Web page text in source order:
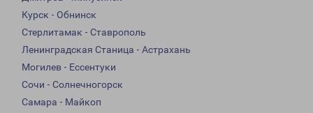
Курск - Обнинск
Стерлитамак - Ставрополь
Ленинградская Станица - Астрахань
Могилев - Ессентуки
Сочи - Солнечногорск
Самара - Майкоп